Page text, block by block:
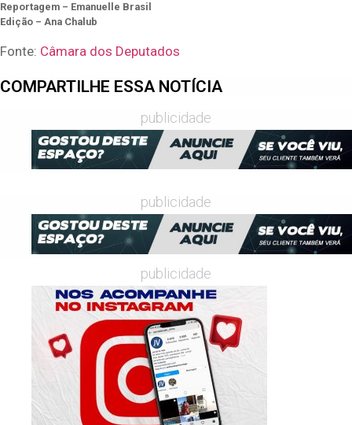
Reportagem – Emanuelle Brasil
Edição – Ana Chalub
Fonte: Câmara dos Deputados
COMPARTILHE ESSA NOTÍCIA
publicidade
publicidade
publicidade